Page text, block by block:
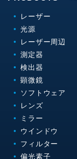
レーザー
光源
レーザー周辺
測定器
検出器
顕微鏡
ソフトウェア
レンズ
ミラー
ウインドウ
フィルター
偏光素子